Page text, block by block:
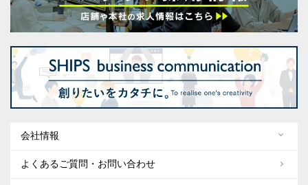
会社情報
よくあるご質問・お問い合わせ